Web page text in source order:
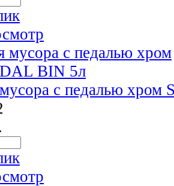
с педалью